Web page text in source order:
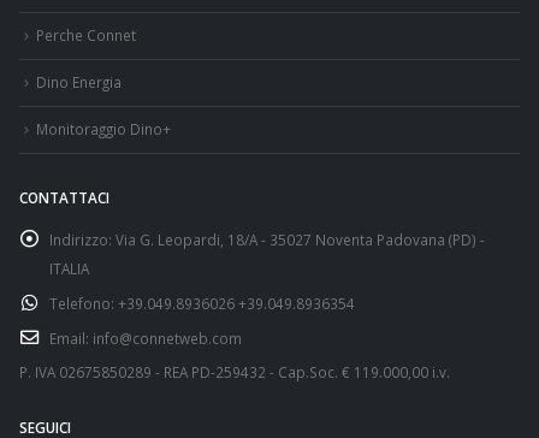
Perche Connet
Dino Energia
Monitoraggio Dino+
CONTATTACI
Indirizzo: Via G. Leopardi, 18/A - 35027 Noventa Padovana (PD) -
ITALIA
Telefono: +39.049.8936026 +39.049.8936354
Email: info@connetweb.com
P. IVA 02675850289 - REA PD-259432 - Cap.Soc. € 119.000,00 i.v.
SEGUICI